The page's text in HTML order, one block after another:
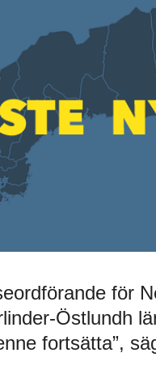
för
Östlundh
fortsätta”,